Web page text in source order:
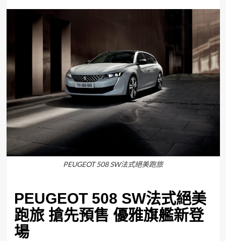
PEUGEOT 508 SW法式絕美跑旅
PEUGEOT 508 SW法式絕美
跑旅 搶先預售 優雅旗艦新登
場